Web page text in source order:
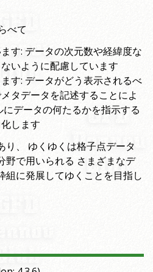
べて
す: データの次元数や経緯度な
いように配慮しています
ます: データがどう表示されるべ
タデータを記述することによ
データの何たるかを指示する
します
り、 ゆくゆくは格子点データ
野で用いられる さまざまなデ
組に発展してゆくことを目指し